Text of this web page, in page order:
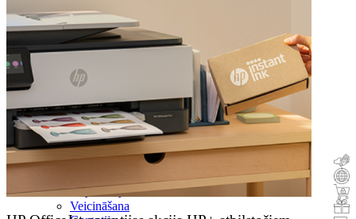
Naudas atgriešana
Buy & Try
Veicināšana